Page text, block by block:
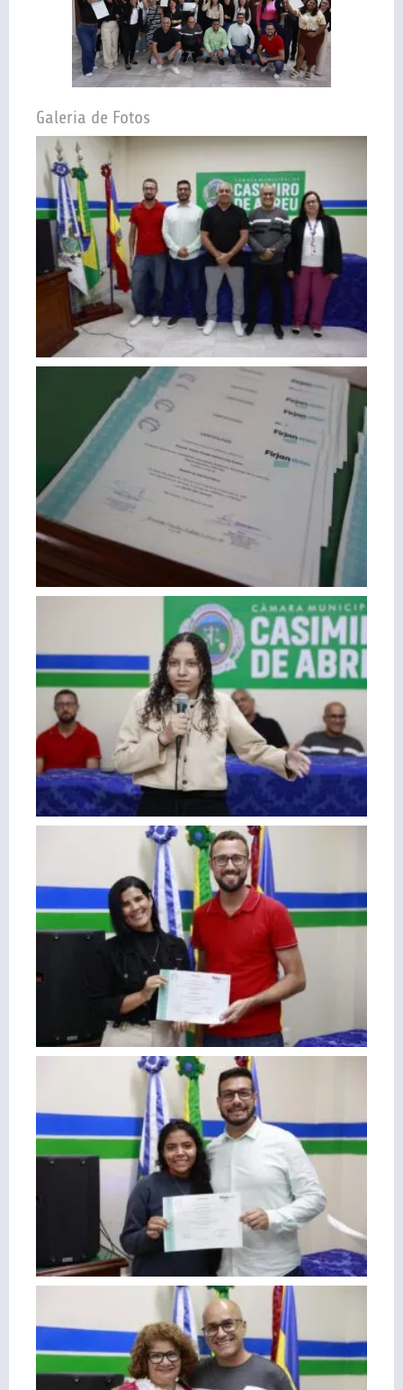
Galeria de Fotos